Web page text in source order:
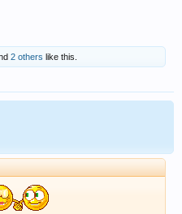
2 others like this.